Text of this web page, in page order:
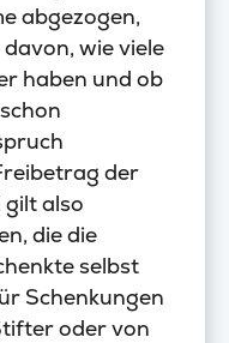
abgezogen,
wie viele
haben und ob
der
also
die die
selbst
Schenkungen
oder von